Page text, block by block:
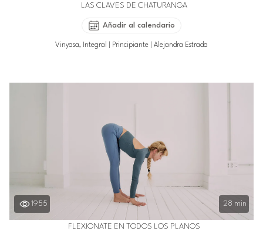
LAS CLAVES DE CHATURANGA
Añadir al calendario
Vinyasa, Integral Principiante Alejandra Estrada
1955 28 min
FLEXIONATE EN TODOS LOS PLANOS